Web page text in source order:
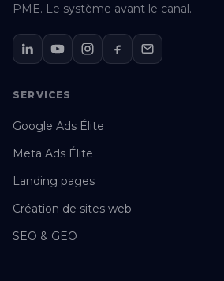
PME. Le système avant le canal.
SERVICES
Google Ads Élite
Meta Ads Élite
Landing pages
Création de sites web
SEO & GEO